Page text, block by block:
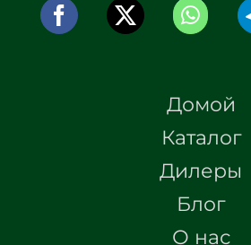
Домой
Каталог
Дилеры
Блог
О нас